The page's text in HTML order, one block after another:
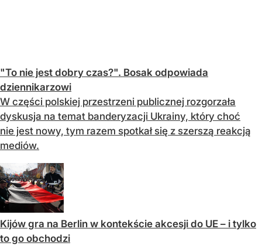
"To nie jest dobry czas?". Bosak odpowiada
dziennikarzowi
W części polskiej przestrzeni publicznej rozgorzała
dyskusja na temat banderyzacji Ukrainy, który choć
nie jest nowy, tym razem spotkał się z szerszą reakcją
mediów.
Kijów gra na Berlin w kontekście akcesji do UE – i tylko
to go obchodzi